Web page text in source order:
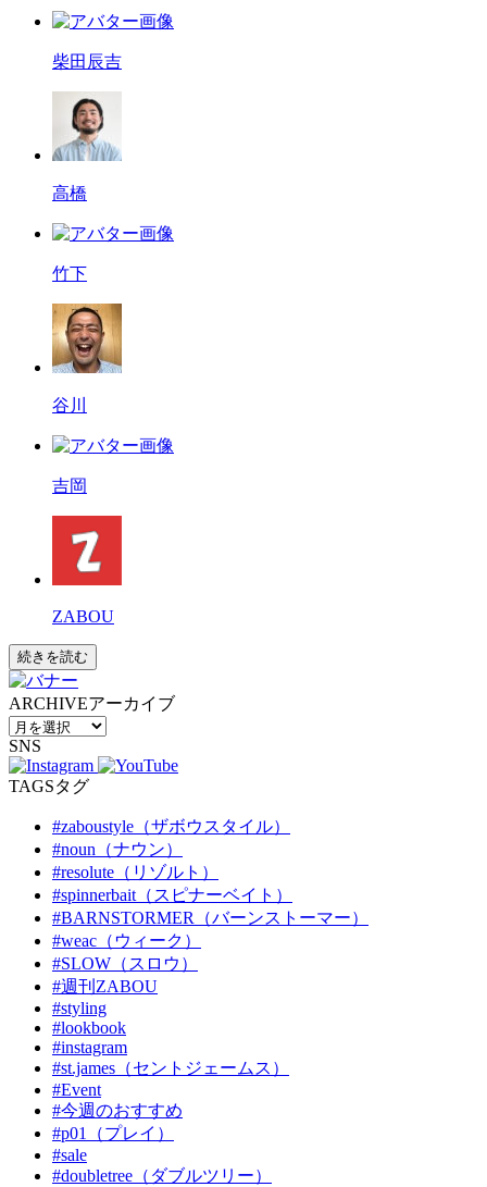
柴田辰吉
高橋
竹下
谷川
吉岡
ZABOU
続きを読む
ARCHIVEアーカイブ
SNS
TAGSタグ
#zaboustyle（ザボウスタイル）
#noun（ナウン）
#resolute（リゾルト）
#spinnerbait（スピナーベイト）
#BARNSTORMER（バーンストーマー）
#weac（ウィーク）
#SLOW（スロウ）
#週刊ZABOU
#styling
#lookbook
#instagram
#st.james（セントジェームス）
#Event
#今週のおすすめ
#p01（プレイ）
#sale
#doubletree（ダブルツリー）